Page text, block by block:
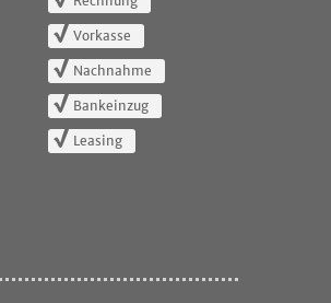
Vorkasse
Nachnahme
Bankeinzug
Leasing